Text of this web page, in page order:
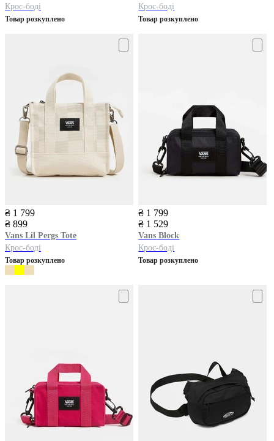
Крос-боді
Товар розкуплено
Крос-боді
Товар розкуплено
₴ 1 799
₴ 899
Vans Lil Pergs Tote
Крос-боді
Товар розкуплено
₴ 1 799
₴ 1 529
Vans Block
Крос-боді
Товар розкуплено